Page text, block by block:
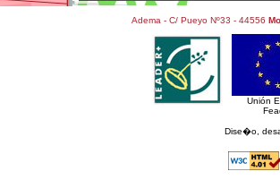
Adema - C/ Pueyo Nº33 - 44556
Unión
Dise�o,